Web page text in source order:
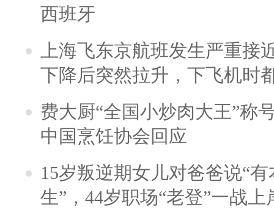
西班牙
上海飞东京航班发生严重接
下降后突然拉升，下飞机时
费大厨“全国小炒肉大王”称
中国烹饪协会回应
15岁叛逆期女儿对爸爸说“
生”，44岁职场“老登”一战上